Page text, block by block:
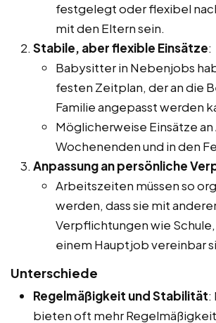
festgelegt oder flexibel
mit den Eltern sein.
Stabile, aber flexible Einsätze:
Babysitter in Nebenjobs
festen Zeitplan, der an die
Familie angepasst werden
Möglicherweise Einsätze
Wochenenden und in den
Anpassung an persönliche
Arbeitszeiten müssen so
werden, dass sie mit
Verpflichtungen wie
einem Hauptjob vereinbar
Unterschiede
Regelmäßigkeit und Stabilität:
bieten oft mehr